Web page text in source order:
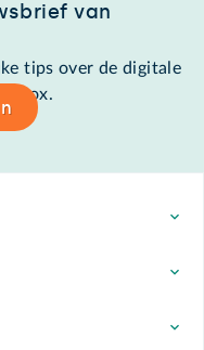
van
tips over de digitale